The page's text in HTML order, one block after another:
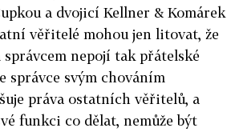
a dvojicí Kellner & Komárek
věřitelé mohou jen litovat, že
nepojí tak přátelské
správce svým chováním
práva ostatních věřitelů, a
funkci co dělat, nemůže být